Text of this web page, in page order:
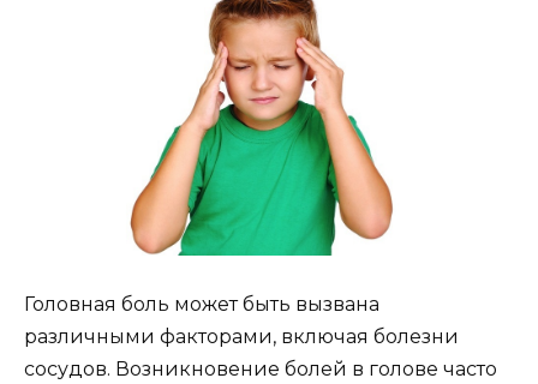
Головная боль может быть вызвана
различными факторами, включая болезни
сосудов. Возникновение болей в голове часто